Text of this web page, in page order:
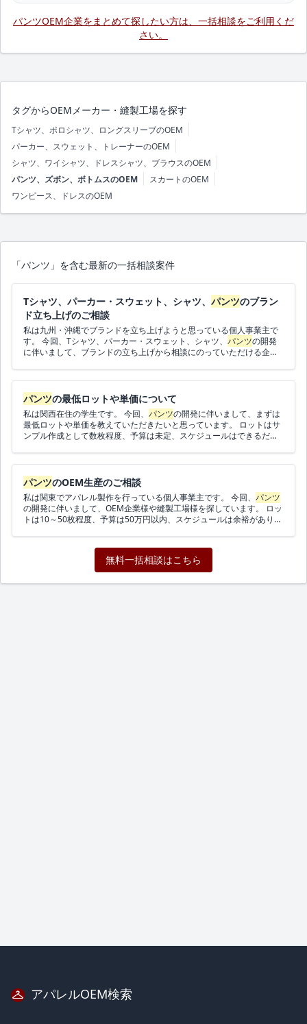
パンツOEM企業をまとめて探したい方は、一括相談をご利用くだ
さい。
タグからOEMメーカー・縫製工場を探す
Tシャツ、ポロシャツ、ロングスリーブのOEM
パーカー、スウェット、トレーナーのOEM
シャツ、ワイシャツ、ドレスシャツ、ブラウスのOEM
パンツ、ズボン、ボトムスのOEM
スカートのOEM
ワンピース、ドレスのOEM
「パンツ」を含む最新の一括相談案件
Tシャツ、パーカー・スウェット、シャツ、 パンツのブラン
ド立ち上げのご相談
私は九州・沖縄でブランドを立ち上げようと思っている個人事業主で
す。 今回、Tシャツ、パーカー・スウェット、シャツ、 パンツの開発
に伴いまして、ブランドの立ち上げから相談にのっていただける企業
します。 ご連絡お待ちしております。
パンツの最低ロットや単価について
私は関西在住の学生です。 今回、 パンツの開発に伴いまして、まずは
最低ロットや単価を教えていただきたいと思っています。 ロットはサ
ンプル作成として数枚程度、予算は未定、スケジュールはできるだけ
パンツのOEM生産のご相談
私は関東でアパレル製作を行っている個人事業主です。 今回、 パンツ
の開発に伴いまして、OEM企業様や縫製工場様を探しています。 ロッ
トは10～50枚程度、予算は50万円以内、スケジュールは余裕がありま
無料一括相談はこちら
アパレルOEM検索